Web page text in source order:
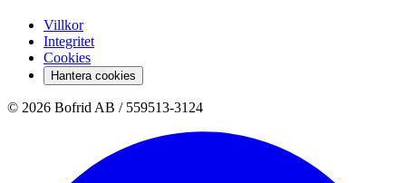
Villkor
Integritet
Cookies
Hantera cookies
© 2026 Bofrid AB / 559513-3124